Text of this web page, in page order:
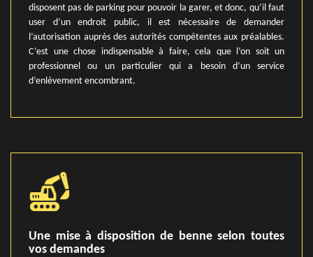
disposent pas de parking pour pouvoir la garer, et donc, qu’il faut
user d’un endroit public, il est nécessaire de demander
l’autorisation auprès des autorités compétentes aux préalables.
C’est une chose indispensable à faire, cela que l’on soit un
professionnel ou un particulier qui a besoin d’un service
d’enlèvement encombrant.
Une mise à disposition de benne selon toutes
vos demandes